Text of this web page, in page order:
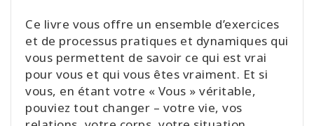
Ce livre vous offre un ensemble d’exercices
et de processus pratiques et dynamiques qui
vous permettent de savoir ce qui est vrai
pour vous et qui vous êtes vraiment. Et si
vous, en étant votre « Vous » véritable,
pouviez tout changer – votre vie, vos